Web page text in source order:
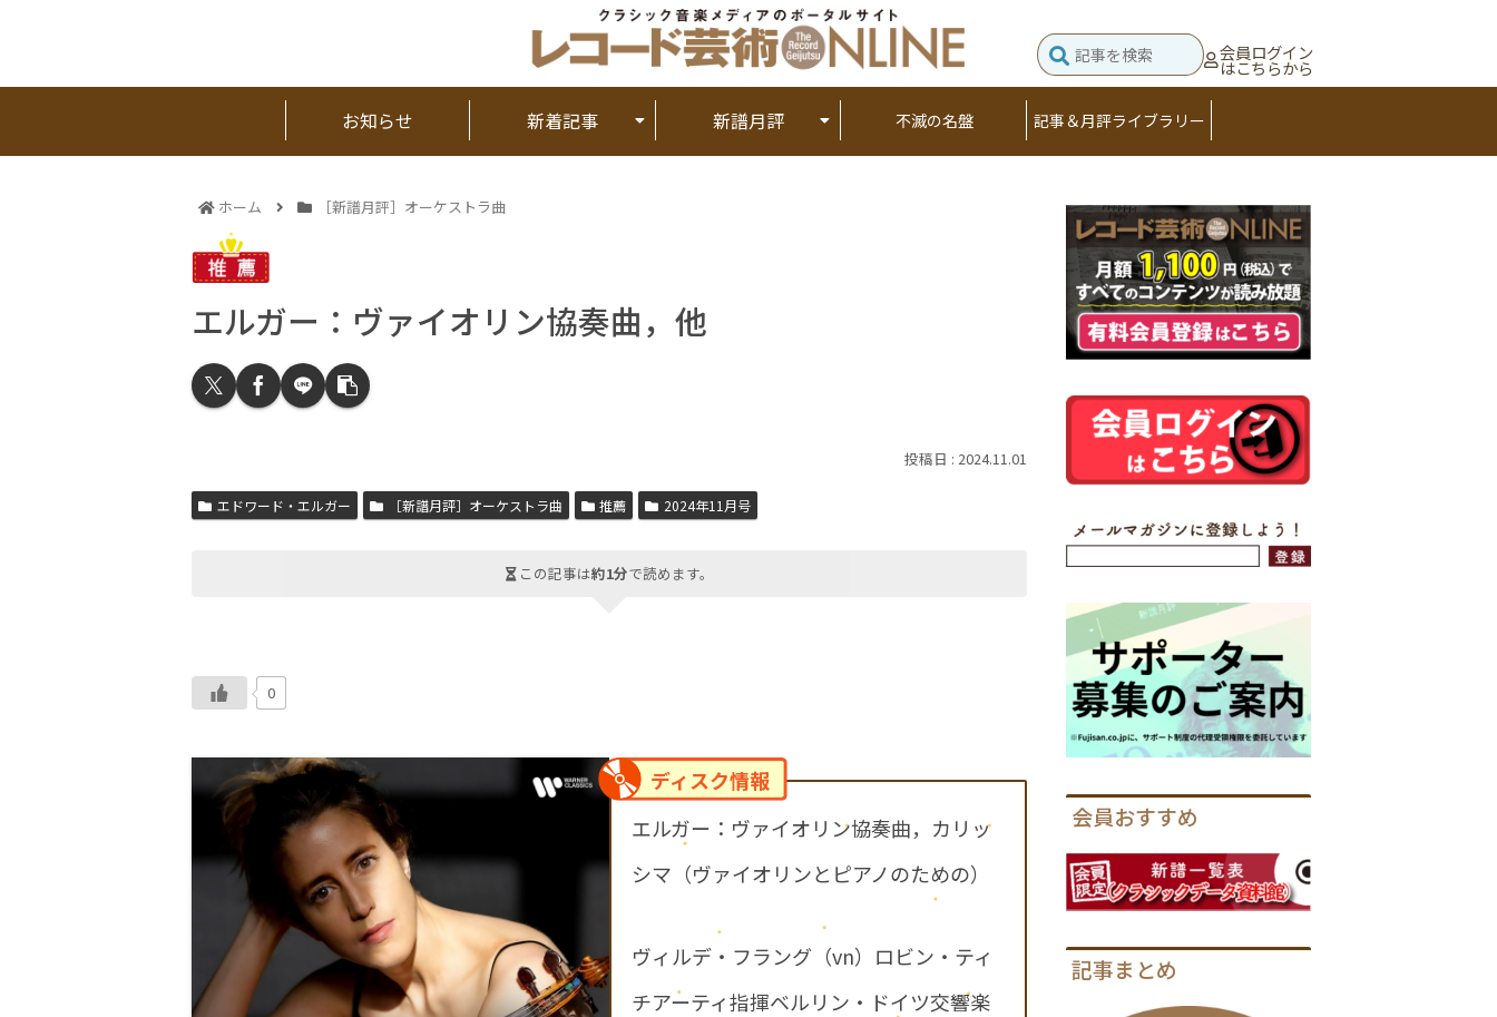
会員ログイン
はこちらから
お知らせ 新着記事 新譜月評 不滅の名盤 記事＆月評ライブラリー
ホーム ［新譜月評］オーケストラ曲
エルガー：ヴァイオリン協奏曲，他
2024.11.01
エドワード・エルガー ［新譜月評］オーケストラ曲 推薦 2024年11月号
この記事は約1分で読めます。
0
ディスク情報
エルガー：ヴァイオリン協奏曲，カリッ
シマ（ヴァイオリンとピアノのための）
ヴィルデ・フラング（vn）ロビン・ティ
チアーティ指揮ベルリン・ドイツ交響楽
会員おすすめ
記事まとめ